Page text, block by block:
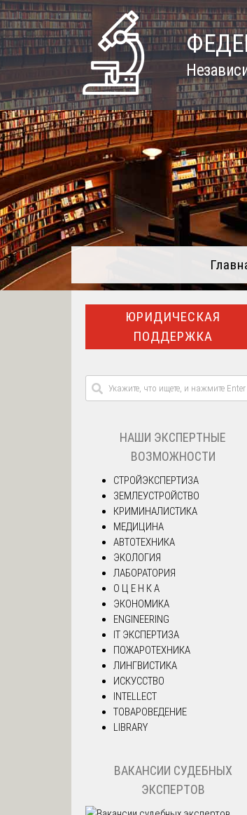
Skip
to
content
ЮРИДИЧЕСКАЯ
ПОДДЕРЖКА
НАШИ ЭКСПЕРТНЫЕ
ВОЗМОЖНОСТИ
СТРОЙЭКСПЕРТИЗА
ЗЕМЛЕУСТРОЙСТВО
КРИМИНАЛИСТИКА
МЕДИЦИНА
АВТОТЕХНИКА
ЭКОЛОГИЯ
ЛАБОРАТОРИЯ
О Ц Е Н К А
ЭКОНОМИКА
ENGINEERING
IT ЭКСПЕРТИЗА
ПОЖАРОТЕХНИКА
ЛИНГВИСТИКА
ИСКУССТВО
INTELLECT
ТОВАРОВЕДЕНИЕ
LIBRARY
ВАКАНСИИ СУДЕБНЫХ
ЭКСПЕРТОВ